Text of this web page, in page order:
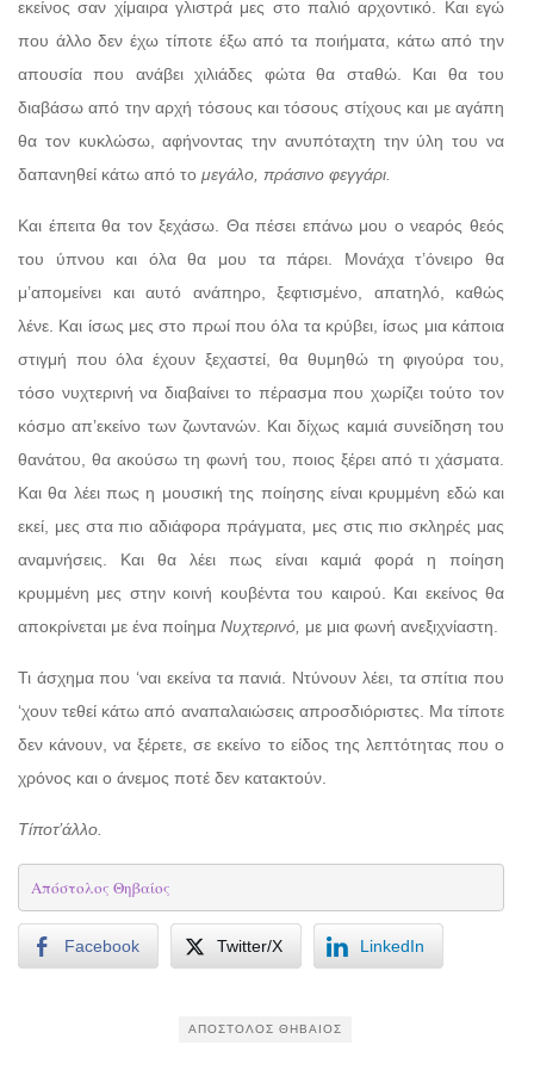
εκείνος σαν χίμαιρα γλιστρά μες στο παλιό αρχοντικό. Και εγώ
που άλλο δεν έχω τίποτε έξω από τα ποιήματα, κάτω από την
απουσία που ανάβει χιλιάδες φώτα θα σταθώ. Και θα του
διαβάσω από την αρχή τόσους και τόσους στίχους και με αγάπη
θα τον κυκλώσω, αφήνοντας την ανυπόταχτη την ύλη του να
δαπανηθεί κάτω από το μεγάλο, πράσινο φεγγάρι.
Και έπειτα θα τον ξεχάσω. Θα πέσει επάνω μου ο νεαρός θεός
του ύπνου και όλα θα μου τα πάρει. Μονάχα τ’όνειρο θα
μ’απομείνει και αυτό ανάπηρο, ξεφτισμένο, απατηλό, καθώς
λένε. Και ίσως μες στο πρωί που όλα τα κρύβει, ίσως μια κάποια
στιγμή που όλα έχουν ξεχαστεί, θα θυμηθώ τη φιγούρα του,
τόσο νυχτερινή να διαβαίνει το πέρασμα που χωρίζει τούτο τον
κόσμο απ’εκείνο των ζωντανών. Και δίχως καμιά συνείδηση του
θανάτου, θα ακούσω τη φωνή του, ποιος ξέρει από τι χάσματα.
Και θα λέει πως η μουσική της ποίησης είναι κρυμμένη εδώ και
εκεί, μες στα πιο αδιάφορα πράγματα, μες στις πιο σκληρές μας
αναμνήσεις. Και θα λέει πως είναι καμιά φορά η ποίηση
κρυμμένη μες στην κοινή κουβέντα του καιρού. Και εκείνος θα
αποκρίνεται με ένα ποίημα Νυχτερινό, με μια φωνή ανεξιχνίαστη.
Τι άσχημα που ‘ναι εκείνα τα πανιά. Ντύνουν λέει, τα σπίτια που
‘χουν τεθεί κάτω από αναπαλαιώσεις απροσδιόριστες. Μα τίποτε
δεν κάνουν, να ξέρετε, σε εκείνο το είδος της λεπτότητας που ο
χρόνος και ο άνεμος ποτέ δεν κατακτούν.
Τίποτ’άλλο.
Απόστολος Θηβαίος
Facebook Twitter/X LinkedIn
ΑΠΌΣΤΟΛΟΣ ΘΗΒΑΊΟΣ